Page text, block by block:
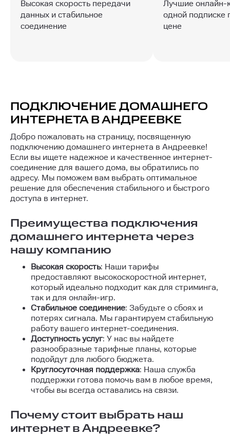
Высокая скорость передачи
данных и стабильное
соединение
Лучшие онлайн-
одной подписке
цене
ПОДКЛЮЧЕНИЕ ДОМАШНЕГО
ИНТЕРНЕТА В АНДРЕЕВКЕ
Добро пожаловать на страницу, посвященную
подключению домашнего интернета в Андреевке!
Если вы ищете надежное и качественное интернет-
соединение для вашего дома, вы обратились по
адресу. Мы поможем вам выбрать оптимальное
решение для обеспечения стабильного и быстрого
доступа в интернет.
Преимущества подключения
домашнего интернета через
нашу компанию
Высокая скорость: Наши тарифы
предоставляют высокоскоростной интернет,
который идеально подходит как для стриминга,
так и для онлайн-игр.
Стабильное соединение: Забудьте о сбоях и
потерях сигнала. Мы гарантируем стабильную
работу вашего интернет-соединения.
Доступность услуг: У нас вы найдете
разнообразные тарифные планы, которые
подойдут для любого бюджета.
Круглосуточная поддержка: Наша служба
поддержки готова помочь вам в любое время,
чтобы вы всегда оставались на связи.
Почему стоит выбрать наш
интернет в Андреевке?